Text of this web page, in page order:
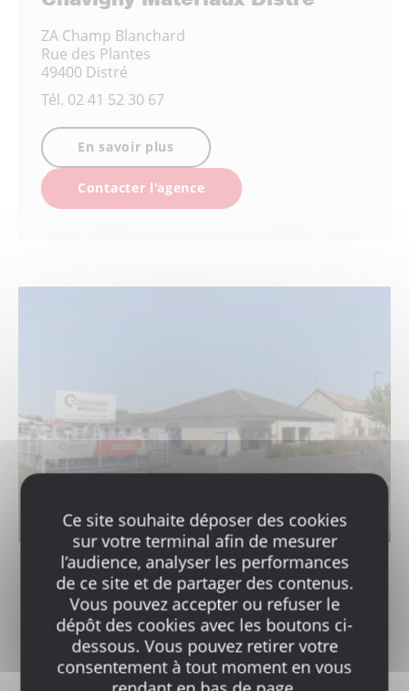
ZA Champ Blanchard
Rue des Plantes
49400 Distré
Tél. 02 41 52 30 67
En savoir plus
Contacter l'agence
Chavigny Matériaux Doué-La-
Fontaine
13 Place ancienne gare
49700 Doué-la-Fontaine
Ce site souhaite déposer des cookies
sur votre terminal afin de mesurer
l’audience, analyser les performances
de ce site et de partager des contenus.
Vous pouvez accepter ou refuser le
dépôt des cookies avec les boutons ci-
dessous. Vous pouvez retirer votre
consentement à tout moment en vous